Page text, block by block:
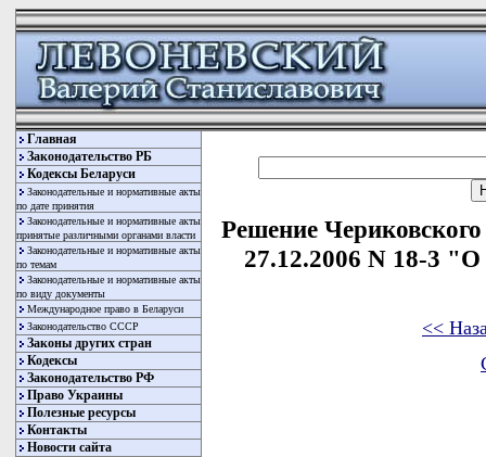
Главная
Законодательство РБ
Кодексы Беларуси
Законодательные и нормативные акты
по дате принятия
Законодательные и нормативные акты
принятые различными органами власти
Законодательные и нормативные акты
по темам
Законодательные и нормативные акты
по виду документы
Международное право в Беларуси
Законодательство СССР
Законы других стран
Кодексы
Законодательство РФ
Право Украины
Полезные ресурсы
Контакты
Новости сайта
Решение
27.12.2006 N 18-3
<<